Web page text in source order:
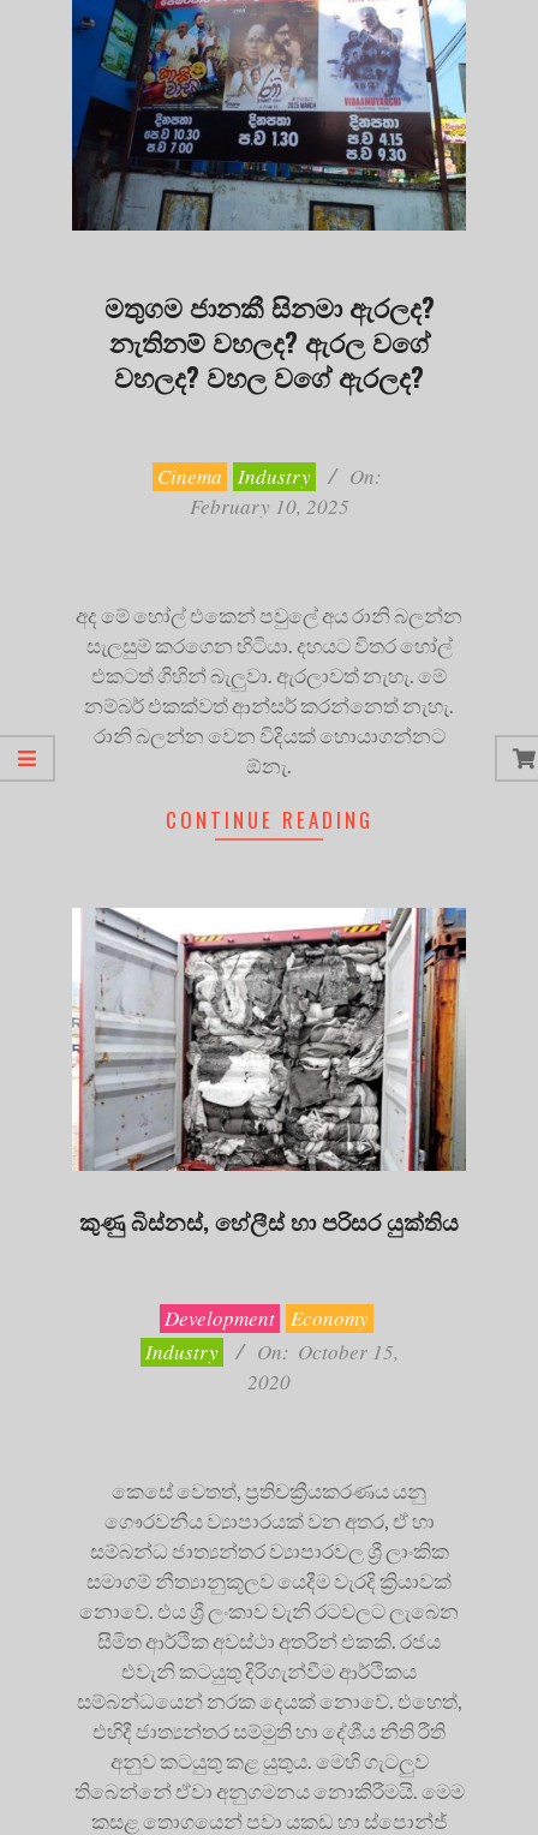
මතුගම ජානකී සිනමා ඇරලද?
නැතිනම් වහලද? ඇරල වගේ
වහලද? වහල වගේ ඇරලද?
Cinema Industry
On:
February 10, 2025
අද මේ හෝල් එකෙන් පවුලේ අය රානි බලන්න
සැලසුම් කරගෙන හිටියා. දහයට විතර හෝල්
එකටත් ගිහින් බැලුවා. ඇරලාවත් නැහැ. මේ
නම්බර් එකක්වත් ආන්සර් කරන්නෙත් නැහැ.
රානි බලන්න වෙන විදියක් හොයාගන්නට
ඕනැ.
CONTINUE READING
කුණු බිස්නස්, හේලීස් හා පරිසර යුක්තිය
Development
Economy
Industry
On: October 15,
2020
කෙසේ වෙතත්, ප්‍රතිචක්‍රීයකරණය යනු
ගෞරවනීය ව්‍යාපාරයක් වන අතර, ඒ හා
සම්බන්ධ ජාත්‍යන්තර ව්‍යාපාරවල ශ්‍රී ලාංකික
සමාගම් නීත්‍යානුකූලව යෙදීම වැරදි ක්‍රියාවක්
නොවේ. එය ශ්‍රී ලංකාව වැනි රටවලට ලැබෙන
සීමිත ආර්ථික අවස්ථා අතරින් එකකි. රජය
එවැනි කටයුතු දිරිගැන්වීම ආර්ථිකය
සම්බන්ධයෙන් නරක දෙයක් නොවේ. එහෙත්,
එහිදී ජාත්‍යන්තර සම්මුති හා දේශීය නීති රීති
අනුව කටයුතු කළ යුතුය. මෙහි ගැටලුව
තිබෙන්නේ ඒවා අනුගමනය නොකිරීමයි. මෙම
කසළ තොගයෙන් පවා යකඩ හා ස්පොන්ජ්